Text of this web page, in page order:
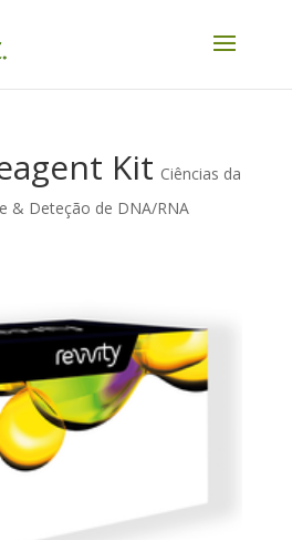
Kit Ciências da
& Deteção de DNA/RNA